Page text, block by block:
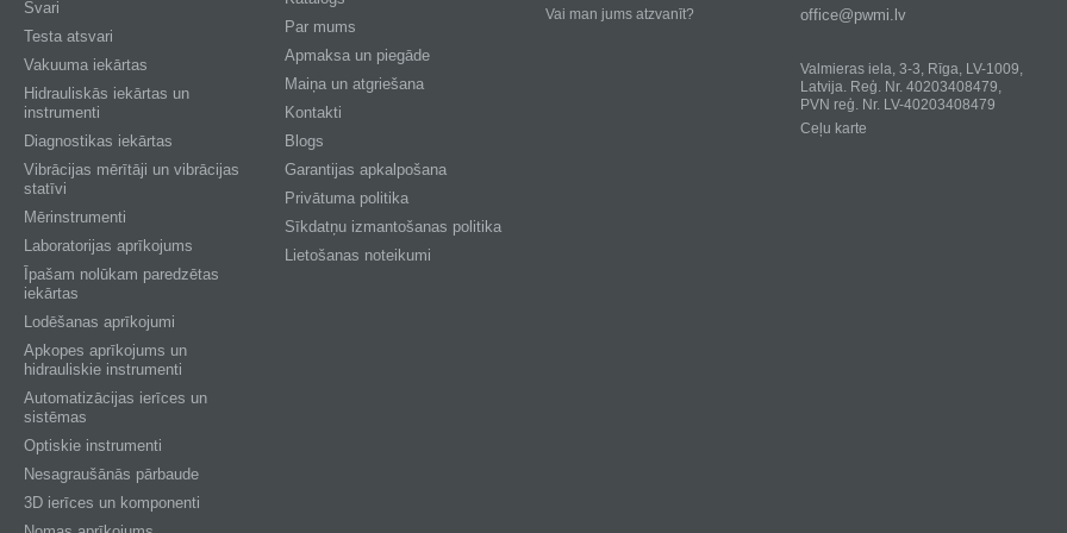
Svari
Testa atsvari
Vakuuma iekārtas
Hidrauliskās iekārtas un
instrumenti
Diagnostikas iekārtas
Vibrācijas mērītāji un vibrācijas
statīvi
Mērinstrumenti
Laboratorijas aprīkojums
Īpašam nolūkam paredzētas
iekārtas
Lodēšanas aprīkojumi
Apkopes aprīkojums un
hidrauliskie instrumenti
Automatizācijas ierīces un
sistēmas
Optiskie instrumenti
Nesagraušānās pārbaude
3D ierīces un komponenti
Par mums
Apmaksa un piegāde
Maiņa un atgriešana
Kontakti
Blogs
Garantijas apkalpošana
Privātuma politika
Sīkdatņu izmantošanas politika
Lietošanas noteikumi
Vai man jums atzvanīt? office@pwmi.lv
Valmieras iela, 3-3, Rīga, LV-1009,
Latvija. Reģ. Nr. 40203408479,
PVN reģ. Nr. LV-40203408479
Ceļu karte